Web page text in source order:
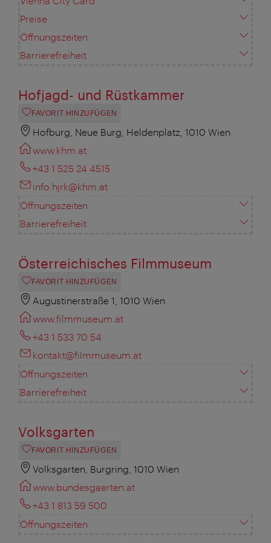
Preise
Öffnungszeiten
Barrierefreiheit
Hofjagd- und Rüstkammer
FAVORIT HINZUFÜGEN
Hofburg, Neue Burg, Heldenplatz, 1010 Wien
www.khm.at
+43 1 525 24 4515
info.hjrk@khm.at
Öffnungszeiten
Barrierefreiheit
Österreichisches Filmmuseum
FAVORIT HINZUFÜGEN
Augustinerstraße 1, 1010 Wien
www.filmmuseum.at
+43 1 533 70 54
kontakt@filmmuseum.at
Öffnungszeiten
Barrierefreiheit
Volksgarten
FAVORIT HINZUFÜGEN
Volksgarten, Burgring, 1010 Wien
www.bundesgaerten.at
+43 1 813 59 500
Öffnungszeiten